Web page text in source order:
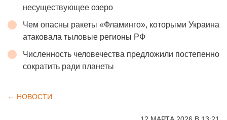
несуществующее озеро
Чем опасны ракеты «Фламинго», которыми Украина
атаковала тыловые регионы РФ
Численность человечества предложили постепенно
сократить ради планеты
← НОВОСТИ